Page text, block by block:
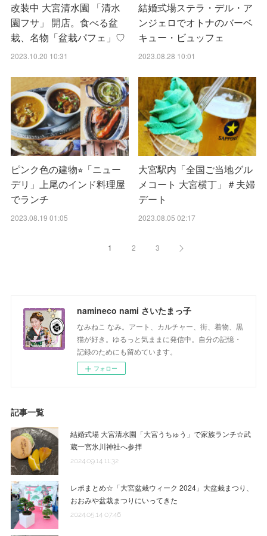
改装中 大宮清水園 「清水
園フサ」 開店。食べる盆
栽、名物「盆栽パフェ」♡
2023.10.20 10:31
結婚式場ステラ・デル・ア
ンジェロでオトナのバーベ
キュー・ビュッフェ
2023.08.28 10:01
ピンク色の建物⭐︎「ニュー
デリ」上尾のインド料理屋
でランチ
2023.08.19 01:05
大宮駅内「全国ご当地グル
メコート 大宮横丁」＃夫婦
デート
2023.08.05 02:17
1 2 3
namineco nami さいたまっ子
なみねこ なみ。アート、カルチャー、街、着物、黒
猫が好き。ゆるっと気ままに発信中。自分の記憶・
記録のためにも留めています。
フォロー
記事一覧
結婚式場 大宮清水園「大宮うちゅう」で家族ランチ☆武
蔵一宮氷川神社へ参拝
2024.09.14 11:32
レポまとめ☆「大宮盆栽ウィーク 2024」大盆栽まつり、
おおみや盆栽まつりにいってきた
2024.05.14 07:46